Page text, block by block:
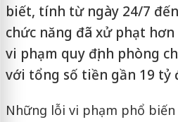
biết, tính từ ngày 24/7
chức năng đã xử phạt
vi phạm quy định phòng
với tổng số tiền gần 19 tỷ
Những lỗi vi phạm phổ